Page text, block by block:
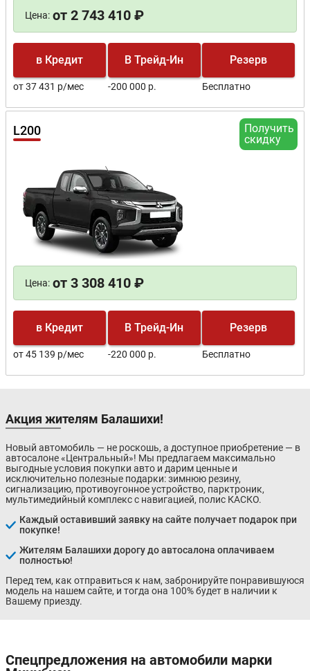
Цена: от 2 743 410 ₽
в Кредит
от 37 431 р/мес
В Трейд-Ин
-200 000 р.
Резерв
Бесплатно
Получить
скидку
L200
Цена: от 3 308 410 ₽
в Кредит
от 45 139 р/мес
В Трейд-Ин
-220 000 р.
Резерв
Бесплатно
Акция жителям Балашихи!
Новый автомобиль — не роскошь, а доступное приобретение — в
автосалоне «Центральный»! Мы предлагаем максимально
выгодные условия покупки авто и дарим ценные и
исключительно полезные подарки: зимнюю резину,
сигнализацию, противоугонное устройство, парктроник,
мультимедийный комплекс с навигацией, полис КАСКО.
Каждый оставивший заявку на сайте получает подарок при
покупке!
Жителям Балашихи дорогу до автосалона оплачиваем
полностью!
Перед тем, как отправиться к нам, забронируйте понравившуюся
модель на нашем сайте, и тогда она 100% будет в наличии к
Вашему приезду.
Спецпредложения на автомобили марки